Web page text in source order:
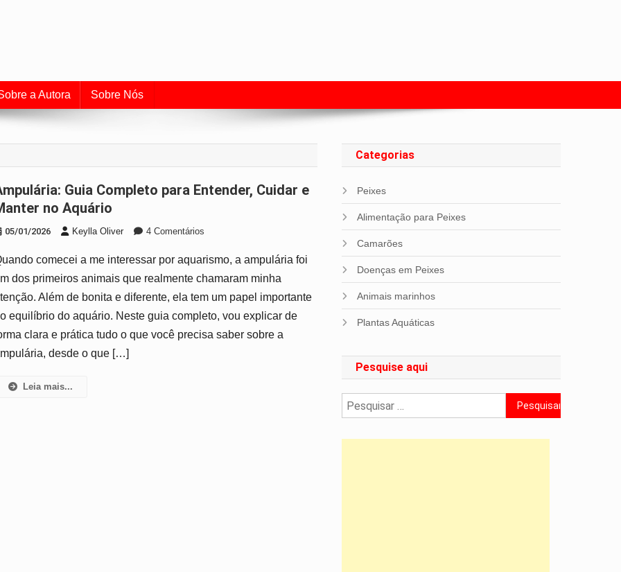
a Autora Sobre Nós
Cuidar e
no Aquário
05/01/2026 Keylla Oliver 4 Comentários
Guia
Completo
Entender,
Cuidar
E
comecei a me interessar por aquarismo, a ampulária foi
dos primeiros animais que realmente chamaram minha
Além de bonita e diferente, ela tem um papel importante
equilíbrio do aquário. Neste guia completo, vou explicar de
clara e prática tudo o que você precisa saber sobre a
desde o que […]
Leia mais...
Categorias
Peixes
Alimentação para Peixes
Camarões
Doenças em Peixes
Animais marinhos
Plantas Aquáticas
Pesquise aqui
Pesquisar
por: